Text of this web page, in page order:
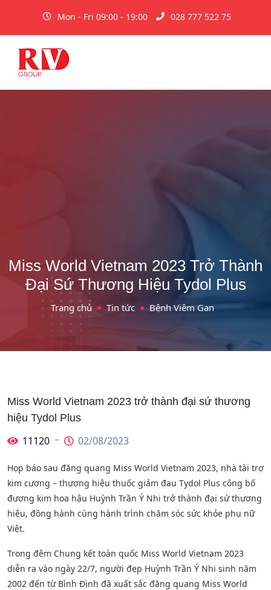
Mon - Fri 09:00 - 19:00 028 777 522 75
Miss World Vietnam 2023 Trở Thành
Đại Sứ Thương Hiệu Tydol Plus
Trang chủ Tin tức Bệnh Viêm Gan
Miss World Vietnam 2023 trở thành đại sứ thương
hiệu Tydol Plus
11120 02/08/2023
Họp báo sau đăng quang Miss World Vietnam 2023, nhà tài trợ
kim cương – thương hiệu thuốc giảm đau Tydol Plus công bố
đương kim hoa hậu Huỳnh Trần Ý Nhi trở thành đại sứ thương
hiệu, đồng hành cùng hành trình chăm sóc sức khỏe phụ nữ
Việt.
Trong đêm Chung kết toàn quốc Miss World Vietnam 2023
diễn ra vào ngày 22/7, người đẹp Huỳnh Trần Ý Nhi sinh năm
2002 đến từ Bình Định đã xuất sắc đăng quang Miss World